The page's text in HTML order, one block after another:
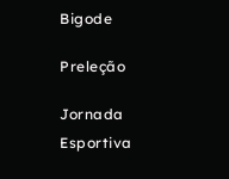
Bigode
Preleção
Jornada
Esportiva